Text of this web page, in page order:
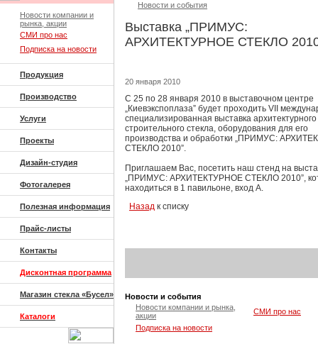
Новости компании и
рынка, акции
СМИ про нас
Подписка на новости
Продукция
Производство
Услуги
Проекты
Дизайн-студия
Фотогалерея
Полезная информация
Прайс-листы
Контакты
Дисконтная программа
Магазин стекла «Бусел»
Каталоги
Новости и события
Выставка „ПРИМУС:
АРХИТЕКТУРНОЕ СТЕКЛО
20 января 2010
С 25 по 28 января 2010 в выставочном центре
„Киевэкспоплаза” будет проходить VII
специализированная выставка
строительного стекла, оборудования для его
производства и обработки „ПРИМУС:
СТЕКЛО 2010”.
Приглашаем Вас, посетить наш стенд на
„ПРИМУС: АРХИТЕКТУРНОЕ СТЕКЛО 2010”,
находиться в 1 павильоне, вход А.
Назад к списку
Новости и события
Новости компании и рынка,
акции
СМИ про нас
Подписка на новости